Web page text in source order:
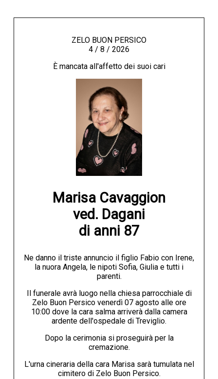
ZELO BUON PERSICO
4 / 8 / 2026
È mancata all'affetto dei suoi cari
Marisa Cavaggion
ved. Dagani
di anni 87
Ne danno il triste annuncio il figlio Fabio con Irene,
la nuora Angela, le nipoti Sofia, Giulia e tutti i
parenti.
Il funerale avrà luogo nella chiesa parrocchiale di
Zelo Buon Persico venerdì 07 agosto alle ore
10:00 dove la cara salma arriverà dalla camera
ardente dell'ospedale di Treviglio.
Dopo la cerimonia si proseguirà per la
cremazione.
L'urna cineraria della cara Marisa sarà tumulata nel
cimitero di Zelo Buon Persico.